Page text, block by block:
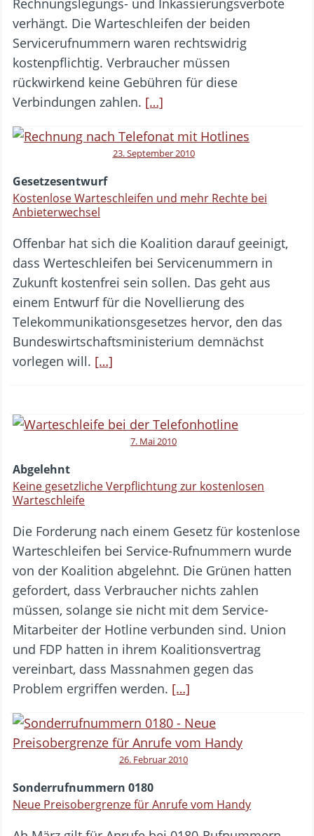
verhängt. Die Warteschleifen der beiden
Servicerufnummern waren rechtswidrig
kostenpflichtig. Verbraucher müssen
rückwirkend keine Gebühren für diese
Verbindungen zahlen. […]
23. September 2010
Gesetzesentwurf
Kostenlose Warteschleifen und mehr Rechte bei
Anbieterwechsel
Offenbar hat sich die Koalition darauf geeinigt,
dass Werteschleifen bei Servicenummern in
Zukunft kostenfrei sein sollen. Das geht aus
einem Entwurf für die Novellierung des
Telekommunikationsgesetzes hervor, den das
Bundeswirtschaftsministerium demnächst
vorlegen will. […]
7. Mai 2010
Abgelehnt
Keine gesetzliche Verpflichtung zur kostenlosen
Warteschleife
Die Forderung nach einem Gesetz für kostenlose
Warteschleifen bei Service-Rufnummern wurde
von der Koalition abgelehnt. Die Grünen hatten
gefordert, dass Verbraucher nichts zahlen
müssen, solange sie nicht mit dem Service-
Mitarbeiter der Hotline verbunden sind. Union
und FDP hatten in ihrem Koalitionsvertrag
vereinbart, dass Massnahmen gegen das
Problem ergriffen werden. […]
26. Februar 2010
Sonderrufnummern 0180
Neue Preisobergrenze für Anrufe vom Handy